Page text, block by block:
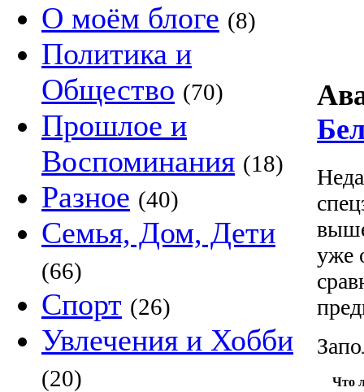
О моём блоге (8)
Политика и
Общество (70)
Прошлое и
Воспоминания (18)
Разное (40)
Семья, Дом, Дети
(66)
Спорт (26)
Увлечения и Хобби
(20)
уже
Что